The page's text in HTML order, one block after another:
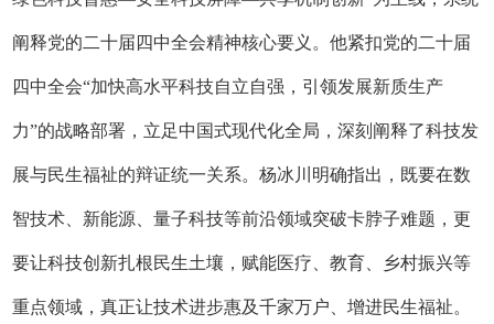
阐释党的二十届四中全会精神核心要义。他紧扣党的二十届
四中全会“加快高水平科技自立自强，引领发展新质生产
力”的战略部署，立足中国式现代化全局，深刻阐释了科技发
展与民生福祉的辩证统一关系。杨冰川明确指出，既要在数
智技术、新能源、量子科技等前沿领域突破卡脖子难题，更
要让科技创新扎根民生土壤，赋能医疗、教育、乡村振兴等
重点领域，真正让技术进步惠及千家万户、增进民生福祉。